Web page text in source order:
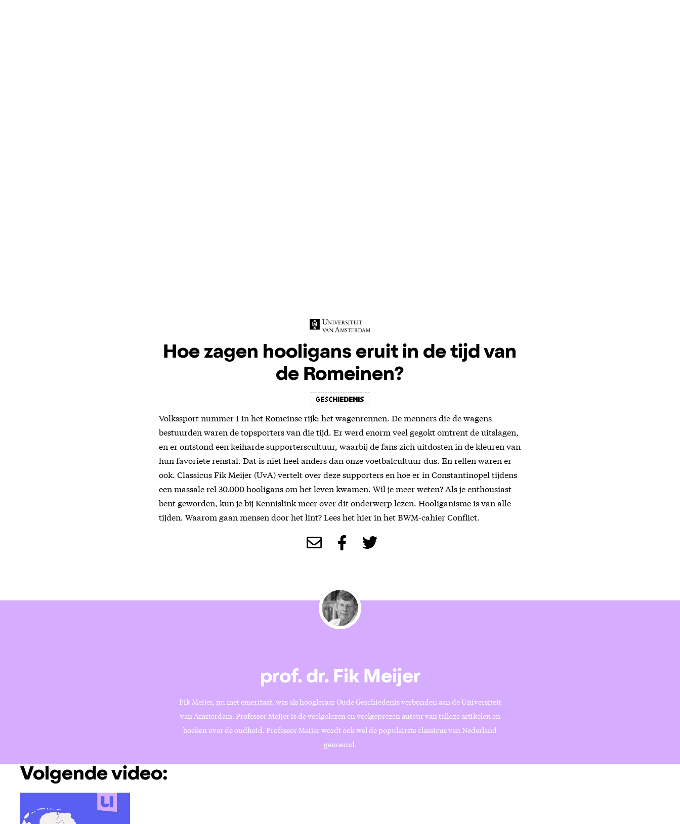
Hoe zagen hooligans eruit in de tijd van
de Romeinen?
Geschiedenis
Volkssport nummer 1 in het Romeinse rijk: het wagenrennen. De menners die de wagens
bestuurden waren de topsporters van die tijd. Er werd enorm veel gegokt omtrent de uitslagen,
en er ontstond een keiharde supporterscultuur, waarbij de fans zich uitdosten in de kleuren van
hun favoriete renstal. Dat is niet heel anders dan onze voetbalcultuur dus. En rellen waren er
ook. Classicus Fik Meijer (UvA) vertelt over deze supporters en hoe er in Constantinopel tijdens
een massale rel 30.000 hooligans om het leven kwamen. Wil je meer weten? Als je enthousiast
bent geworden, kun je bij Kennislink meer over dit onderwerp lezen. Hooliganisme is van alle
tijden. Waarom gaan mensen door het lint? Lees het hier in het BWM-cahier Conflict.
prof. dr. Fik Meijer
Fik Meijer, nu met emeritaat, was als hoogleraar Oude Geschiedenis verbonden aan de Universiteit
van Amsterdam. Professor Meijer is de veelgelezen en veelgeprezen auteur van talloze artikelen en
boeken over de oudheid. Professor Meijer wordt ook wel de populairste classicus van Nederland
genoemd.
Volgende video: